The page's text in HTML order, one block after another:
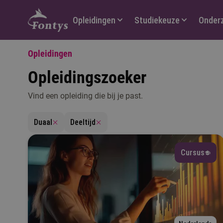
Hoofdmenu
Opleidingen Studiekeuze
Opleidingen
Opleidingszoeker
Vind een opleiding die bij je past.
Duaal Deeltijd
Cursus